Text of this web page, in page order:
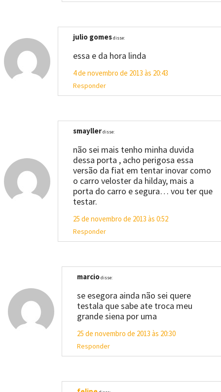
julio gomesdisse:
essa e da hora linda
4 de novembro de 2013 às 20:43
Responder
smayllerdisse:
não sei mais tenho minha duvida
dessa porta , acho perigosa essa
versão da fiat em tentar inovar como
o carro veloster da hilday, mais a
porta do carro e segura… vou ter que
testar.
25 de novembro de 2013 às 0:52
Responder
marciodisse:
se esegora ainda não sei quere
testala que sabe ate troca meu
grande siena por uma
25 de novembro de 2013 às 20:30
Responder